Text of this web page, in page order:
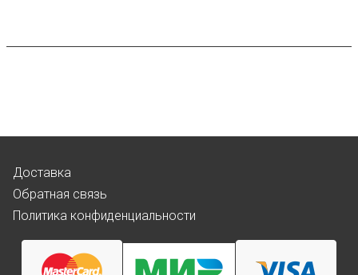
Доставка
Обратная связь
Политика конфиденциальности